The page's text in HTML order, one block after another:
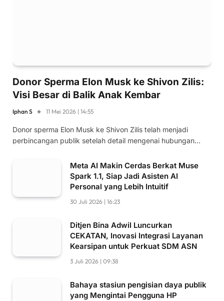
Donor Sperma Elon Musk ke Shivon Zilis:
Visi Besar di Balik Anak Kembar
Iphan S 11 Mei 2026 | 14:55
Donor sperma Elon Musk ke Shivon Zilis telah menjadi
perbincangan publik setelah detail mengenai hubungan…
Meta AI Makin Cerdas Berkat Muse
Spark 1.1, Siap Jadi Asisten AI
Personal yang Lebih Intuitif
30 Juli 2026 | 16:23
Ditjen Bina Adwil Luncurkan
CEKATAN, Inovasi Integrasi Layanan
Kearsipan untuk Perkuat SDM ASN
3 Juli 2026 | 09:38
Bahaya stasiun pengisian daya publik
yang Mengintai Pengguna HP